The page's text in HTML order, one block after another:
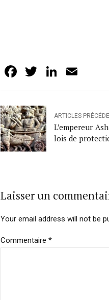
Facebook
Twitter
ARTICLES
L’empereur
lois de
Laisser un
Your email address will not be
Commentaire *